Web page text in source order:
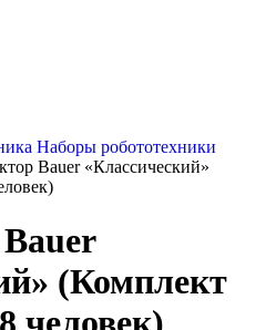
Наборы робототехники
Bauer «Классический»
(Комплект